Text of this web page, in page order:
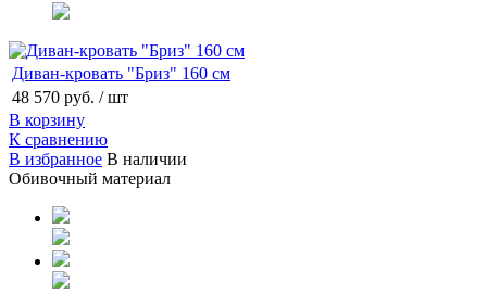
Диван-кровать "Бриз" 160 см
48 570 руб. / шт
В корзину
К сравнению
В избранное В наличии
Обивочный материал